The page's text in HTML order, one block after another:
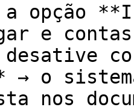
opção
e
nos